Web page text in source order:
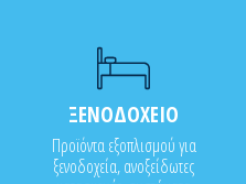
ΞΕΝΟΔΟΧΕΙΟ
Προϊόντα εξοπλισμού για
ξενοδοχεία, ανοξείδωτες